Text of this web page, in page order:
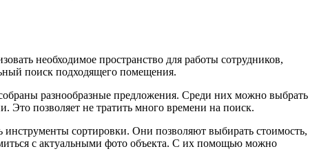
необходимое пространство для работы сотрудников,
поиск подходящего помещения.
разнообразные предложения. Среди них можно выбрать
Это позволяет не тратить много времени на поиск.
сортировки. Они позволяют выбирать стоимость,
с актуальными фото объекта. С их помощью можно